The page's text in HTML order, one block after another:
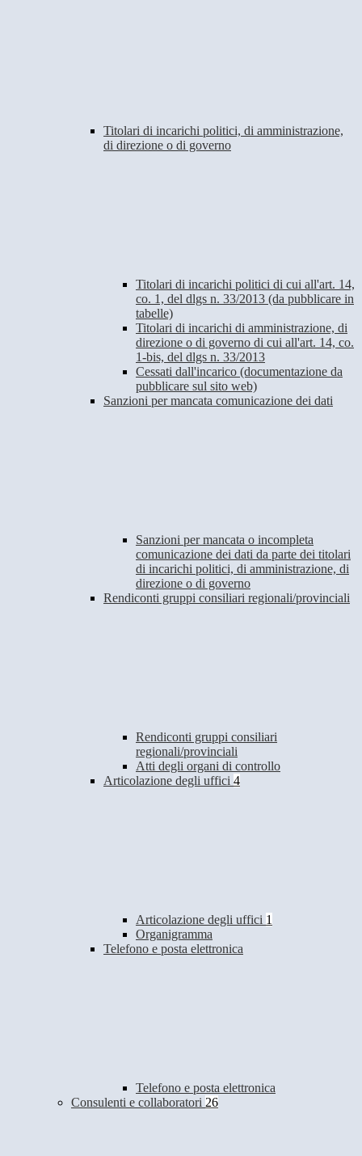
Titolari di incarichi politici, di amministrazione,
di direzione o di governo
Titolari di incarichi politici di cui all'art. 14,
co. 1, del dlgs n. 33/2013 (da pubblicare in
tabelle)
Titolari di incarichi di amministrazione, di
direzione o di governo di cui all'art. 14, co.
1-bis, del dlgs n. 33/2013
Cessati dall'incarico (documentazione da
pubblicare sul sito web)
Sanzioni per mancata comunicazione dei dati
Sanzioni per mancata o incompleta
comunicazione dei dati da parte dei titolari
di incarichi politici, di amministrazione, di
direzione o di governo
Rendiconti gruppi consiliari regionali/provinciali
Rendiconti gruppi consiliari
regionali/provinciali
Atti degli organi di controllo
Articolazione degli uffici 4
Articolazione degli uffici 1
Organigramma
Telefono e posta elettronica
Telefono e posta elettronica
Consulenti e collaboratori 26